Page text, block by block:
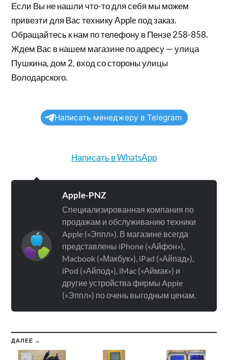
Если Вы не нашли что-то для себя мы можем
привезти для Вас технику Apple под заказ.
Обращайтесь к нам по телефону в Пензе 258-858.
Ждем Вас в нашем магазине по адресу — улица
Пушкина, дом 2, вход со стороны улицы
Володарского.
Написать менеджеру в Telegram
Написать в WhatsApp
Apple-PNZ
Специализированная компания по
продажам и обслуживанию техники
Apple («Эппл»). В магазине всегда
представлены iPhone («Айфон»),
Macbook («Макбук»), iPad («Айпад»),
iPod («Айпод»), iMac («Аймак») и
другие устройства фирмы Apple
(«Эппл») по очень выгодным ценам.
ДАЛЕЕ →